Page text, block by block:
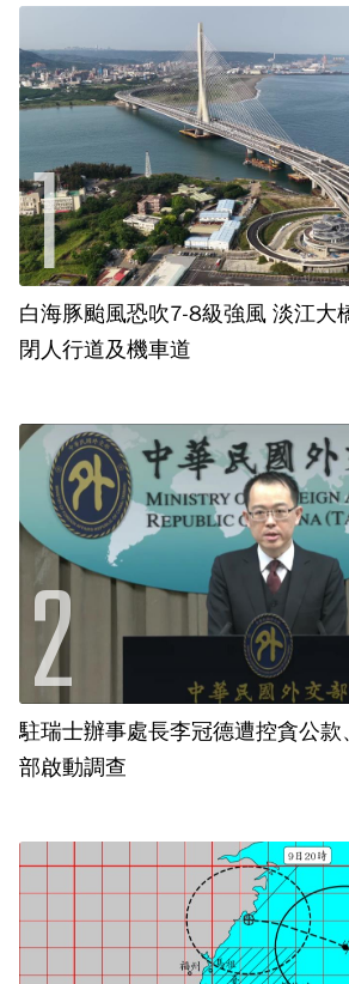
白海豚颱風恐吹7-8級強風 淡江大
閉人行道及機車道
駐瑞士辦事處長李冠德遭控貪公款
部啟動調查